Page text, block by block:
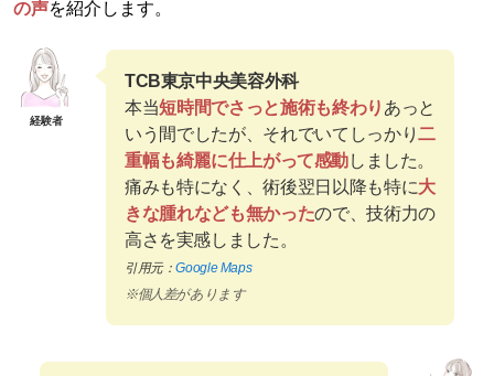
の声を紹介します。
経験者
TCB東京中央美容外科
本当短時間でさっと施術も終わり あっと
いう間でしたが、それでいてしっかり二
重幅も綺麗に仕上がって感動しました。
痛みも特になく、術後翌日以降も特に大
きな腫れなども無かったので、技術力の
高さを実感しました。
引用元：Google Maps
※個人差があります